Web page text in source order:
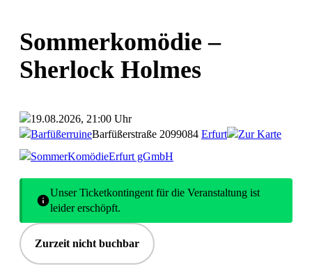
Sommerkomödie –
Sherlock Holmes
19.08.2026, 21:00 Uhr
BarfüßerruineBarfüßerstraße 2099084 Erfurt
Zur Karte
SommerKomödieErfurt gGmbH
Unser Ticketkontingent für die Veranstaltung ist
leider erschöpft.
Zurzeit nicht buchbar